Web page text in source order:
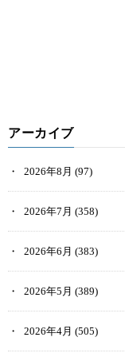
アーカイブ
2026年8月 (97)
2026年7月 (358)
2026年6月 (383)
2026年5月 (389)
2026年4月 (505)